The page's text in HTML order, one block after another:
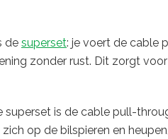
de superset: je voert de cable
zonder rust. Dit zorgt
superset is de cable pull-
op de bilspieren en